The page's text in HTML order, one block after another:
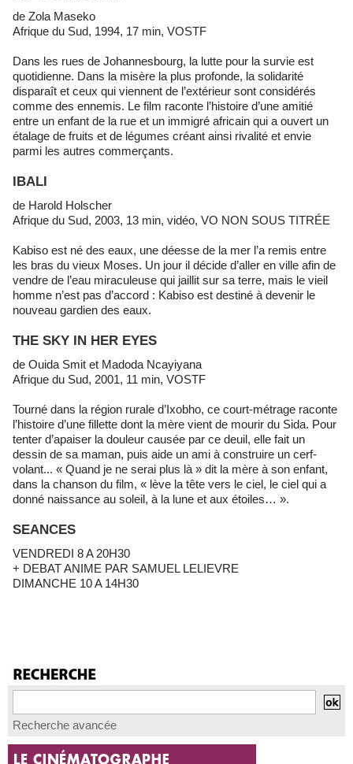
de Zola Maseko
Afrique du Sud, 1994, 17 min, VOSTF
Dans les rues de Johannesbourg, la lutte pour la survie est
quotidienne. Dans la misère la plus profonde, la solidarité
disparaît et ceux qui viennent de l’extérieur sont considérés
comme des ennemis. Le film raconte l’histoire d’une amitié
entre un enfant de la rue et un immigré africain qui a ouvert un
étalage de fruits et de légumes créant ainsi rivalité et envie
parmi les autres commerçants.
IBALI
de Harold Holscher
Afrique du Sud, 2003, 13 min, vidéo, VO NON SOUS TITRÉE
Kabiso est né des eaux, une déesse de la mer l’a remis entre
les bras du vieux Moses. Un jour il décide d’aller en ville afin de
vendre de l’eau miraculeuse qui jaillit sur sa terre, mais le vieil
homme n’est pas d’accord : Kabiso est destiné à devenir le
nouveau gardien des eaux.
THE SKY IN HER EYES
de Ouida Smit et Madoda Ncayiyana
Afrique du Sud, 2001, 11 min, VOSTF
Tourné dans la région rurale d’Ixobho, ce court-métrage raconte
l’histoire d’une fillette dont la mère vient de mourir du Sida. Pour
tenter d’apaiser la douleur causée par ce deuil, elle fait un
dessin de sa maman, puis aide un ami à construire un cerf-
volant... « Quand je ne serai plus là » dit la mère à son enfant,
dans la chanson du film, « lève la tête vers le ciel, le ciel qui a
donné naissance au soleil, à la lune et aux étoiles… ».
SEANCES
VENDREDI 8 A 20H30
+ DEBAT ANIME PAR SAMUEL LELIEVRE
DIMANCHE 10 A 14H30
Recherche avancée